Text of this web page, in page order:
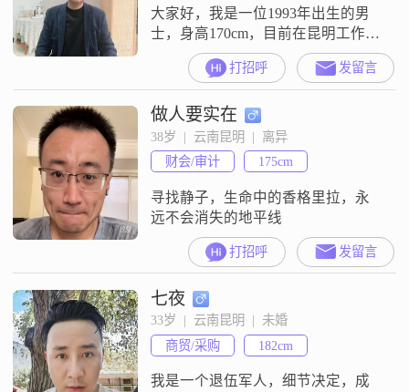
大家好，我是一位1993年出生的男
士，身高170cm，目前在昆明工作，
月收入在5001到8000元之间
##3002##我拥有大学本科学历，性
格上我比较稳重可靠，责任感强，
随和易相处##3002##我追求的是稳
定安逸的生活，非常看重相互尊
重，我认为行动胜于言语，希望感
情是双向奔赴的##3002##生活中，
我有一些爱好，比
打招呼 发留言
做人要实在
38岁  |  云南昆明  |  离异
财会/审计
175cm
寻找静子，生命中的香格里拉，永
远不会消失的地平线
打招呼 发留言
七夜
33岁  |  云南昆明  |  未婚
商贸/采购
182cm
我是一个退伍军人，细节决定，成